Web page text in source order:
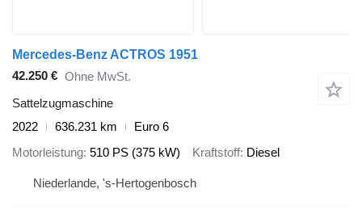
Mercedes-Benz ACTROS 1951
42.250 € Ohne MwSt.
Sattelzugmaschine
2022
636.231 km
Euro 6
Motorleistung 510 PS (375 kW) Kraftstoff Diesel
Niederlande, 's-Hertogenbosch